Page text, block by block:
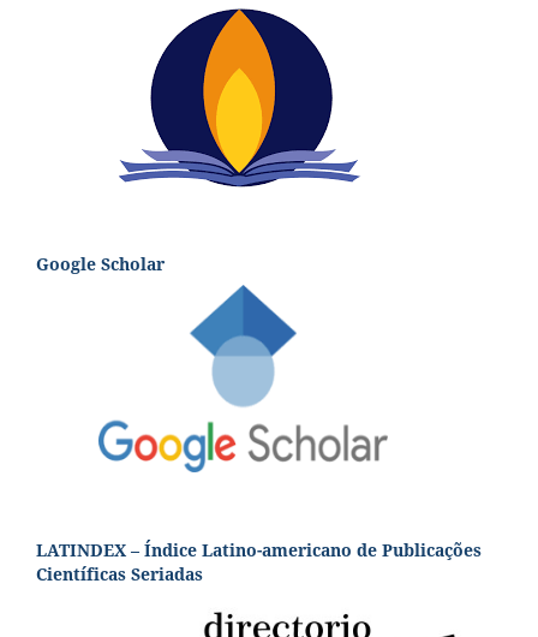
Google Scholar
LATINDEX – Índice Latino-americano de Publicações
Científicas Seriadas